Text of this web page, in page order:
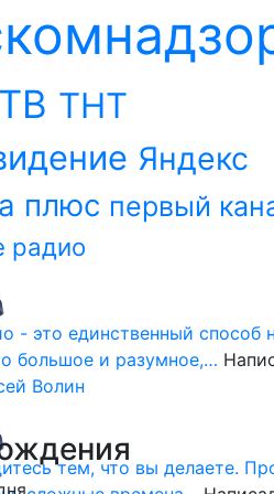
ТВ ТНТ
Яндекс
плюс первый
радио
- это единственный способ
большое и разумное,…
Волин
тем, что вы делаете.